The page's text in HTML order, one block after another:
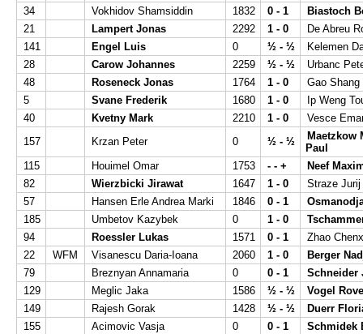
34
Vokhidov Shamsiddin 1832 0 - 1
Biastoch
21
Lampert Jonas 2292 1 - 0
De Abreu
141
Engel Luis 0 ½ - ½
Kelemen
28
Carow Johannes 2259 ½ - ½
Urbanc
48
Roseneck Jonas 1764 1 - 0
Gao Shang
5
Svane Frederik 1680 1 - 0
Ip Weng
40
Kvetny Mark 2210 1 - 0
Vesce
157
Krzan Peter 0 ½ - ½
Maetzkow
Paul
115
Houimel Omar 1753 - - +
Neef
82
Wierzbicki Jirawat 1647 1 - 0
Straze Jurij
57
Hansen Erle Andrea Marki 1846 0 - 1
185
Umbetov Kazybek 0 1 - 0
94
Roessler Lukas 1571 0 - 1
Zhao
22
WFM Visanescu Daria-Ioana 2060 1 - 0
Berger
79
Breznyan Annamaria 0 0 - 1
Schneider
129
Meglic Jaka 1586 ½ - ½
Vogel
149
Rajesh Gorak 1428 ½ - ½
Duerr
155
Acimovic Vasja 0 0 - 1 Schmidek